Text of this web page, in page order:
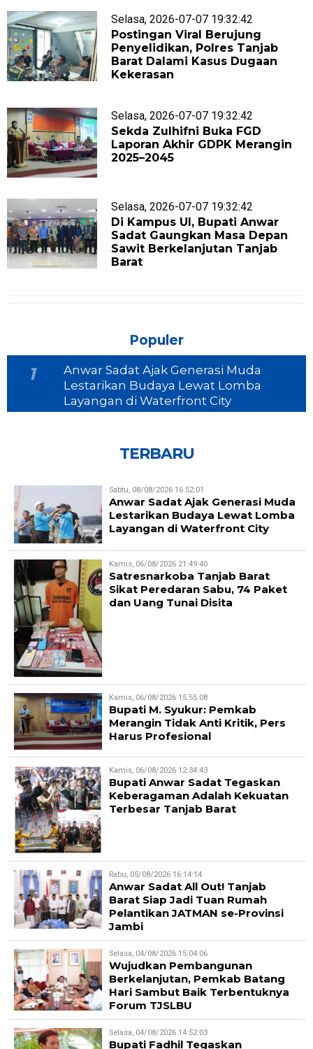
Selasa, 2026-07-07 19:32:42
Postingan Viral Berujung
Penyelidikan, Polres Tanjab
Barat Dalami Kasus Dugaan
Kekerasan
Selasa, 2026-07-07 19:32:42
Sekda Zulhifni Buka FGD
Laporan Akhir GDPK Merangin
2025–2045
Selasa, 2026-07-07 19:32:42
Di Kampus UI, Bupati Anwar
Sadat Gaungkan Masa Depan
Sawit Berkelanjutan Tanjab
Barat
Populer
1
Anwar Sadat Ajak Generasi Muda
Lestarikan Budaya Lewat Lomba
Layangan di Waterfront City
TERBARU
Sabtu, 08/08/2026 16:52:01
Anwar Sadat Ajak Generasi Muda
Lestarikan Budaya Lewat Lomba
Layangan di Waterfront City
Kamis, 06/08/2026 21:49:40
Satresnarkoba Tanjab Barat
Sikat Peredaran Sabu, 74 Paket
dan Uang Tunai Disita
Kamis, 06/08/2026 15:55:08
Bupati M. Syukur: Pemkab
Merangin Tidak Anti Kritik, Pers
Harus Profesional
Kamis, 06/08/2026 12:34:43
Bupati Anwar Sadat Tegaskan
Keberagaman Adalah Kekuatan
Terbesar Tanjab Barat
Rabu, 05/08/2026 16:14:14
Anwar Sadat All Out! Tanjab
Barat Siap Jadi Tuan Rumah
Pelantikan JATMAN se-Provinsi
Jambi
Selasa, 04/08/2026 15:04:06
Wujudkan Pembangunan
Berkelanjutan, Pemkab Batang
Hari Sambut Baik Terbentuknya
Forum TJSLBU
Selasa, 04/08/2026 14:52:03
Bupati Fadhil Tegaskan